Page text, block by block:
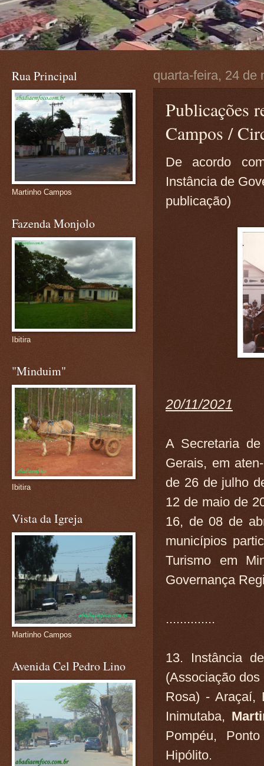
quarta-feira, 24 de
Publicações
Campos /
De acordo
Instância de
publicação)
20/11/2021
A Secretaria
Gerais, em
de 26 de julho
12 de maio de
16, de 08 de
municípios
Turismo em
Governança
..............
13. Instância
(Associação
Rosa) - Araçaí,
Inimutaba,
Pompéu,
Hipólito.
Rua Principal
Martinho Campos
Fazenda Monjolo
Ibitira
"Minduim"
Ibitira
Vista da Igreja
Martinho Campos
Avenida Cel Pedro Lino